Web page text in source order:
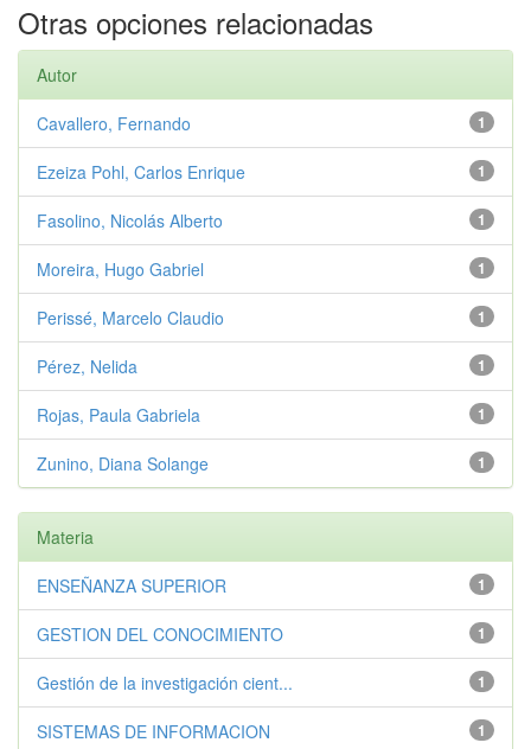
Otras opciones relacionadas
Autor
1
Cavallero, Fernando
1
Ezeiza Pohl, Carlos Enrique
1
Fasolino, Nicolás Alberto
1
Moreira, Hugo Gabriel
1
Perissé, Marcelo Claudio
1
Pérez, Nelida
1
Rojas, Paula Gabriela
1
Zunino, Diana Solange
Materia
1
ENSEÑANZA SUPERIOR
1
GESTION DEL CONOCIMIENTO
1
Gestión de la investigación cient...
1
SISTEMAS DE INFORMACION